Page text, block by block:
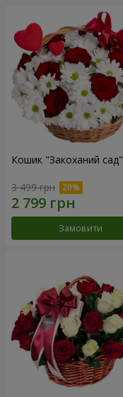
Кошик "Закоханий сад"
3 499 грн
Замовити